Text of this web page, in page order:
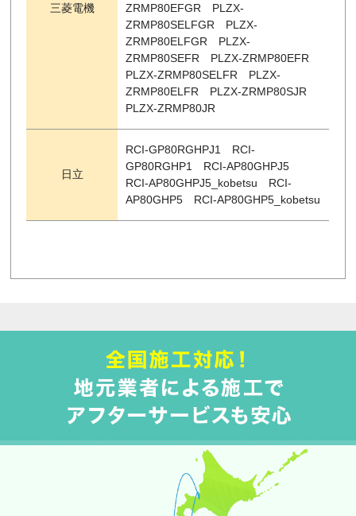
三菱電機
ZRMP80EFGR PLZX-
ZRMP80SELFGR PLZX-
ZRMP80ELFGR PLZX-
ZRMP80SEFR PLZX-ZRMP80EFR
PLZX-ZRMP80SELFR PLZX-
ZRMP80ELFR PLZX-ZRMP80SJR
PLZX-ZRMP80JR
日立
RCI-GP80RGHPJ1 RCI-
GP80RGHP1 RCI-AP80GHPJ5
RCI-AP80GHPJ5_kobetsu RCI-
AP80GHP5 RCI-AP80GHP5_kobetsu